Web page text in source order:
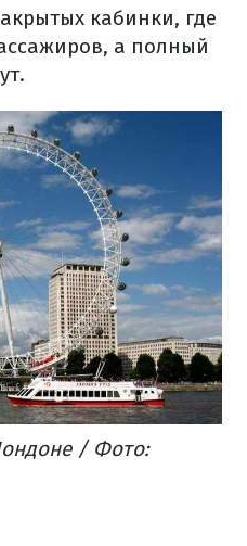
кабинки, где
а полный
/ Фото: